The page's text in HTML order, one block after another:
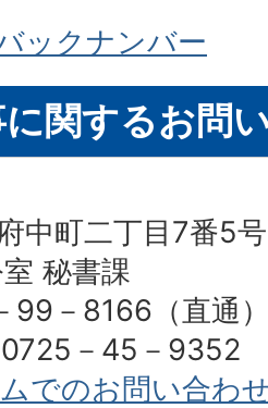
ックナンバー
関するお問
中町二丁目7番5号
秘書課
99－8166（直通
－45－9352
でのお問い合わ